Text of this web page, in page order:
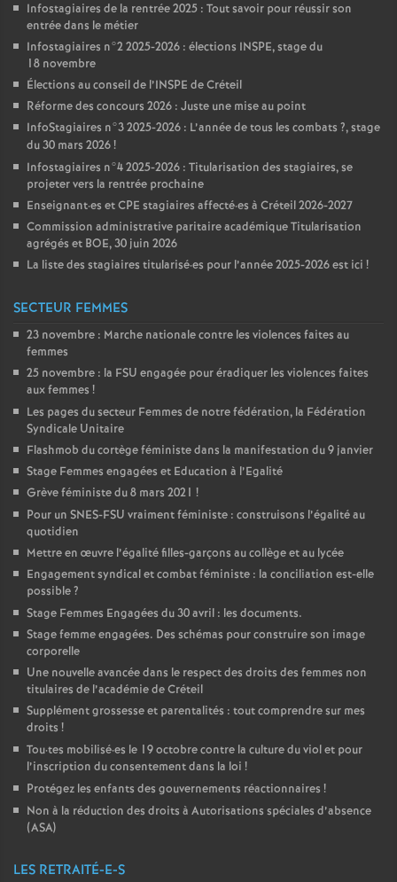
Infostagiaires de la rentrée 2025 : Tout savoir pour réussir son
entrée dans le métier
Infostagiaires n°2 2025-2026 : élections INSPE, stage du
18 novembre
Élections au conseil de l’INSPE de Créteil
Réforme des concours 2026 : Juste une mise au point
InfoStagiaires n°3 2025-2026 : L’année de tous les combats ?, stage
du 30 mars 2026!
Infostagiaires n°4 2025-2026 : Titularisation des stagiaires, se
projeter vers la rentrée prochaine
Enseignant·es etCPE stagiaires affecté·es à Créteil 2026-2027
Commission administrative paritaire académique Titularisation
agrégés et BOE, 30 juin 2026
La liste des stagiaires titularisé·es pour l’année 2025-2026 est ici !
SECTEUR FEMMES
23 novembre : Marche nationale contre les violences faites au
femmes
25 novembre : la FSU engagée pour éradiquer les violences faites
aux femmes !
Les pages du secteur Femmes de notre fédération, la Fédération
Syndicale Unitaire
Flashmob du cortège féministe dans la manifestation du 9 janvier
Stage Femmes engagées et Education à l’Egalité
Grève féministe du 8 mars 2021 !
Pour un SNES-FSU vraiment féministe : construisons l’égalité au
quotidien
Mettre en œuvre l’égalité filles-garçons au collège et au lycée
Engagement syndical et combat féministe : la conciliation est-elle
possible?
Stage Femmes Engagées du 30 avril : les documents.
Stage femme engagées. Des schémas pour construire son image
corporelle
Une nouvelle avancée dans le respect des droits des femmes non
titulaires de l’académie de Créteil
Supplément grossesse et parentalités : tout comprendre sur mes
droits !
Tou·tes mobilisé·es le 19 octobre contre la culture du viol et pour
l’inscription du consentement dans la loi !
Protégez les enfants des gouvernements réactionnaires !
Non à la réduction des droits à Autorisations spéciales d’absence
(ASA)
LES RETRAITÉ-E-S